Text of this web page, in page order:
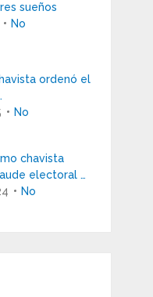
sueños
No
ordenó el
No
chavista
electoral …
No